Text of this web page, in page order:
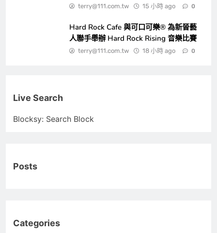
terry@111.com.tw 15 小時 ago 0
Hard Rock Cafe 與可口可樂® 為新晉藝
人聯手舉辦 Hard Rock Rising 音樂比賽
terry@111.com.tw 18 小時 ago 0
Live Search
Blocksy: Search Block
Posts
Categories